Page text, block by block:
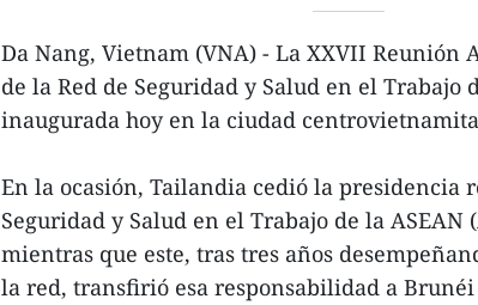
Da Nang, Vietnam (VNA) - La XXVII Reunión
de la Red de Seguridad y Salud en el Trabajo
inaugurada hoy en la ciudad
En la ocasión, Tailandia cedió la presidencia
Seguridad y Salud en el Trabajo de la ASEAN
mientras que este, tras tres años
la red, transfirió esa responsabilidad a